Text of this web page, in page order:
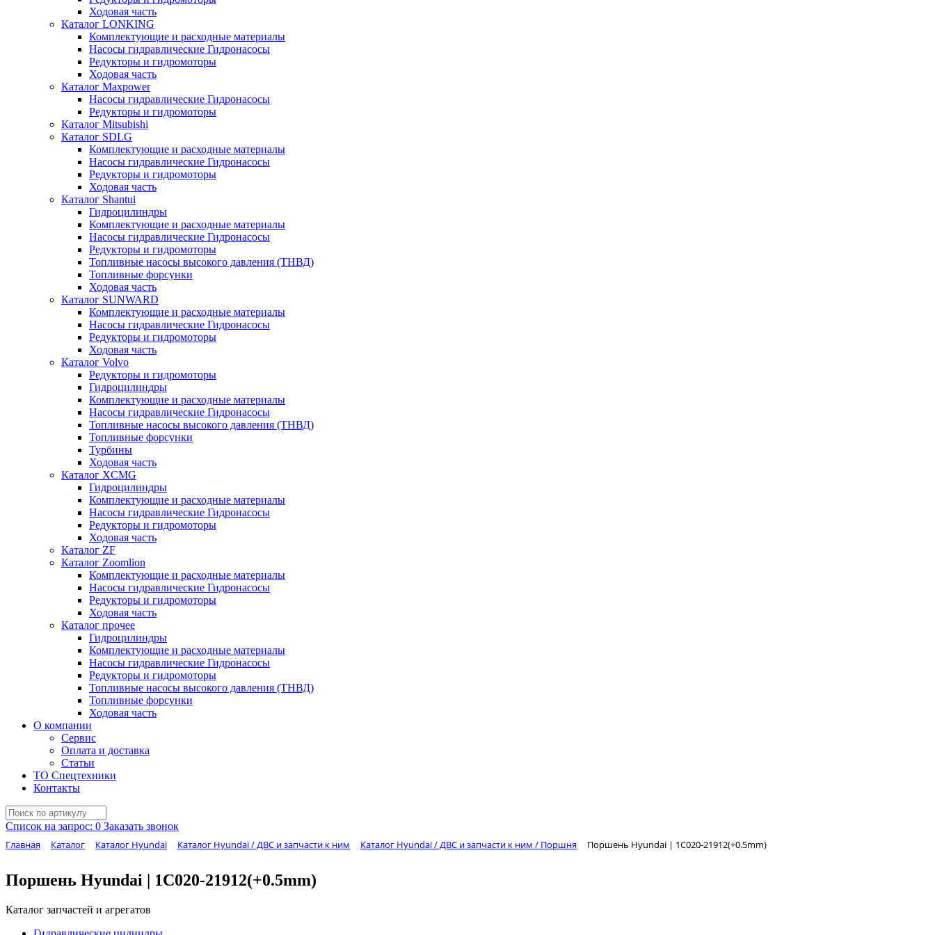
Ходовая часть
Каталог LONKING
Комплектующие и расходные материалы
Насосы гидравлические Гидронасосы
Редукторы и гидромоторы
Ходовая часть
Каталог Maxpower
Насосы гидравлические Гидронасосы
Редукторы и гидромоторы
Каталог Mitsubishi
Каталог SDLG
Комплектующие и расходные материалы
Насосы гидравлические Гидронасосы
Редукторы и гидромоторы
Ходовая часть
Каталог Shantui
Гидроцилиндры
Комплектующие и расходные материалы
Насосы гидравлические Гидронасосы
Редукторы и гидромоторы
Топливные насосы высокого давления (ТНВД)
Топливные форсунки
Ходовая часть
Каталог SUNWARD
Комплектующие и расходные материалы
Насосы гидравлические Гидронасосы
Редукторы и гидромоторы
Ходовая часть
Каталог Volvo
Редукторы и гидромоторы
Гидроцилиндры
Комплектующие и расходные материалы
Насосы гидравлические Гидронасосы
Топливные насосы высокого давления (ТНВД)
Топливные форсунки
Турбины
Ходовая часть
Каталог XCMG
Гидроцилиндры
Комплектующие и расходные материалы
Насосы гидравлические Гидронасосы
Редукторы и гидромоторы
Ходовая часть
Каталог ZF
Каталог Zoomlion
Комплектующие и расходные материалы
Насосы гидравлические Гидронасосы
Редукторы и гидромоторы
Ходовая часть
Каталог прочее
Гидроцилиндры
Комплектующие и расходные материалы
Насосы гидравлические Гидронасосы
Редукторы и гидромоторы
Топливные насосы высокого давления (ТНВД)
Топливные форсунки
Ходовая часть
О компании
Сервис
Оплата и доставка
Статьи
ТО Спецтехники
Контакты
Список на запрос: 0 Заказать звонок
Главная Каталог Каталог Hyundai Каталог Hyundai / ДВС и запчасти к ним Каталог Hyundai / ДВС и запчасти к ним / Поршня Поршень Hyundai | 1C020-21912(+0.5mm)
Поршень Hyundai | 1C020-21912(+0.5mm)
Каталог запчастей и агрегатов